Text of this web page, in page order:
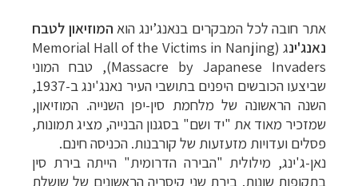
אתר חובה לכל המבקרים בנאנג’ינג הוא המוזיאון לטבח
נאנג'ינ
ג (Memorial Hall of the Victims in Nanjing
Massacre by Japanese Invaders), טבח המוני
שביצעו הכובשים היפנים בתושבי העיר נאנג'ינג ב-1937,
השנה הראשונה של מלחמת סין-יפן השנייה. המוזיאון,
שמזכיר מאוד את "יד ושם" בסגנון הבנייה, מציג תמונות,
פסלים ועדויות מזעזעות של קורבנות. הכניסה חינם.
נאן-ג'ינג, מילולית "הבירה הדרומית" הייתה בירת סין
בתקופות שונות. בירת שני קיסריה הראשונים של שושלת